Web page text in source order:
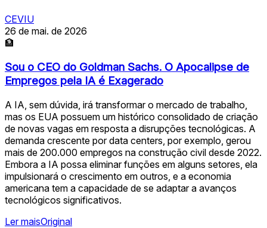
CEVIU
26 de mai. de 2026
🏦
Sou o CEO do Goldman Sachs. O Apocalipse de
Empregos pela IA é Exagerado
A IA, sem dúvida, irá transformar o mercado de trabalho,
mas os EUA possuem um histórico consolidado de criação
de novas vagas em resposta a disrupções tecnológicas. A
demanda crescente por data centers, por exemplo, gerou
mais de 200.000 empregos na construção civil desde 2022.
Embora a IA possa eliminar funções em alguns setores, ela
impulsionará o crescimento em outros, e a economia
americana tem a capacidade de se adaptar a avanços
tecnológicos significativos.
Ler maisOriginal